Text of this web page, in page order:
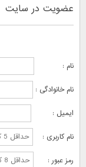
عضویت در سایت
نام :
نام خانوادگی :
ایمیل :
نام کاربری :
رمز عبور :